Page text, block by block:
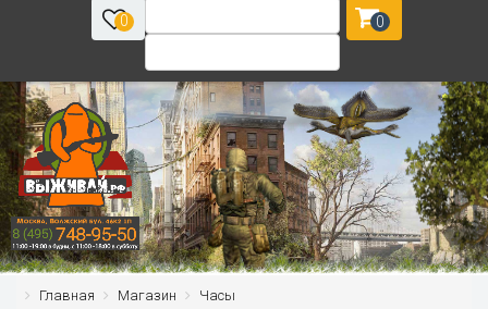
0 0
Главная Магазин Часы